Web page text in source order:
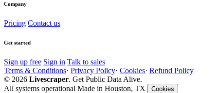
Company
Pricing Contact us
Get started
Sign up free Sign in Talk to sales
Terms & Conditions· Privacy Policy· Cookies· Refund Policy
© 2026 Livescraper. Get Public Data Alive.
All systems operational Made in Houston, TX Cookies